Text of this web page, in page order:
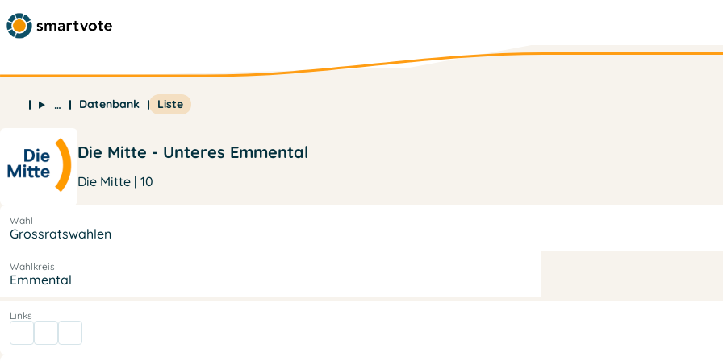
… Datenbank Liste
Die Mitte - Unteres Emmental
Die Mitte | 10
Wahl
Grossratswahlen
Wahlkreis
Emmental
Links